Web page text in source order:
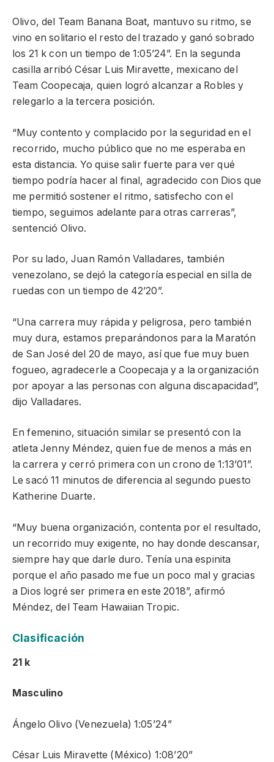
Olivo, del Team Banana Boat, mantuvo su ritmo, se
vino en solitario el resto del trazado y ganó sobrado
los 21 k con un tiempo de 1:05’24”. En la segunda
casilla arribó César Luis Miravette, mexicano del
Team Coopecaja, quien logró alcanzar a Robles y
relegarlo a la tercera posición.
“Muy contento y complacido por la seguridad en el
recorrido, mucho público que no me esperaba en
esta distancia. Yo quise salir fuerte para ver qué
tiempo podría hacer al final, agradecido con Dios que
me permitió sostener el ritmo, satisfecho con el
tiempo, seguimos adelante para otras carreras”,
sentenció Olivo.
Por su lado, Juan Ramón Valladares, también
venezolano, se dejó la categoría especial en silla de
ruedas con un tiempo de 42’20”.
“Una carrera muy rápida y peligrosa, pero también
muy dura, estamos preparándonos para la Maratón
de San José del 20 de mayo, así que fue muy buen
fogueo, agradecerle a Coopecaja y a la organización
por apoyar a las personas con alguna discapacidad”,
dijo Valladares.
En femenino, situación similar se presentó con la
atleta Jenny Méndez, quien fue de menos a más en
la carrera y cerró primera con un crono de 1:13’01”.
Le sacó 11 minutos de diferencia al segundo puesto
Katherine Duarte.
“Muy buena organización, contenta por el resultado,
un recorrido muy exigente, no hay donde descansar,
siempre hay que darle duro. Tenía una espinita
porque el año pasado me fue un poco mal y gracias
a Dios logré ser primera en este 2018”, afirmó
Méndez, del Team Hawaiian Tropic.
Clasificación
21 k
Masculino
Ángelo Olivo (Venezuela) 1:05’24”
César Luis Miravette (México) 1:08’20”